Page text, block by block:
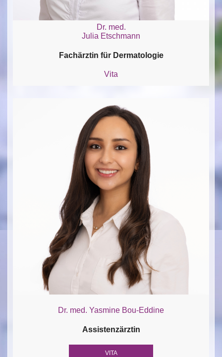
Dr. med.
Julia Etschmann
Fachärztin für Dermatologie
Vita
Dr. med. Yasmine Bou-Eddine
Assistenzärztin
VITA